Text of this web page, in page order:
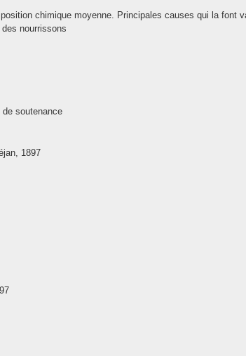
chimique moyenne. Principales causes qui la font
nourrissons
de soutenance
1897